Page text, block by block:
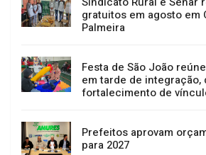
gratuitos em agosto em
Palmeira
Festa de São João
em tarde de integração,
fortalecimento de
Prefeitos aprovam
para 2027